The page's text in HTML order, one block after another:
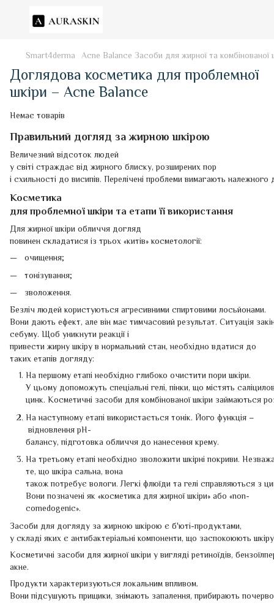
Smart4derma Acne Balance Засоби для жирної та комбінованої
Доглядова косметика для проблемної
шкіри – Acne Balance
Немає товарів
Правильний догляд за жирною шкірою
Величезний відсоток людей
у світі страждає від жирного блиску, розширених пор
і схильності до висипів. Перелічені проблеми вимагають
Косметика
для проблемної шкіри та етапи її використання
Для жирної шкіри обличчя догляд
повинен складатися із трьох «китів» косметології:
очищення;
тонізування;
зволоження.
Безліч людей користуються агресивними спиртовими лосьйонами.
Вони дають ефект, але він має тимчасовий результат. Ситуація
себуму. Щоб уникнути реакції і
привести жирну шкіру в нормальний стан, необхідно вдатися до
таких етапів догляду:
На першому етапі необхідно глибоко очистити пори шкіри.
У цьому допоможуть спеціальні гелі, пінки, що містять
цинк. Косметичні засоби для комбінованої шкіри займаються
На наступному етапі використається тонік. Його функція –
відновлення pH-
балансу, підготовка обличчя до нанесення крему.
На третьому етапі необхідно зволожити шкірні покриви.
те, що шкіра сальна, вона
також потребує вологи. Легкі флюїди та гелі справляються з
Вони позначені як «косметика для жирної шкіри» або «non-
comedogenic».
Засоби для догляду за жирною шкірою є б'юті-продуктами,
у складі яких є антибактеріальні компоненти, що заспокоюють
Косметичні засоби для жирної шкіри у вигляді ретиноїдів,
акне.
Продукти характеризуються локальним впливом.
Вони підсушують прищики, знімають запалення, прибирають